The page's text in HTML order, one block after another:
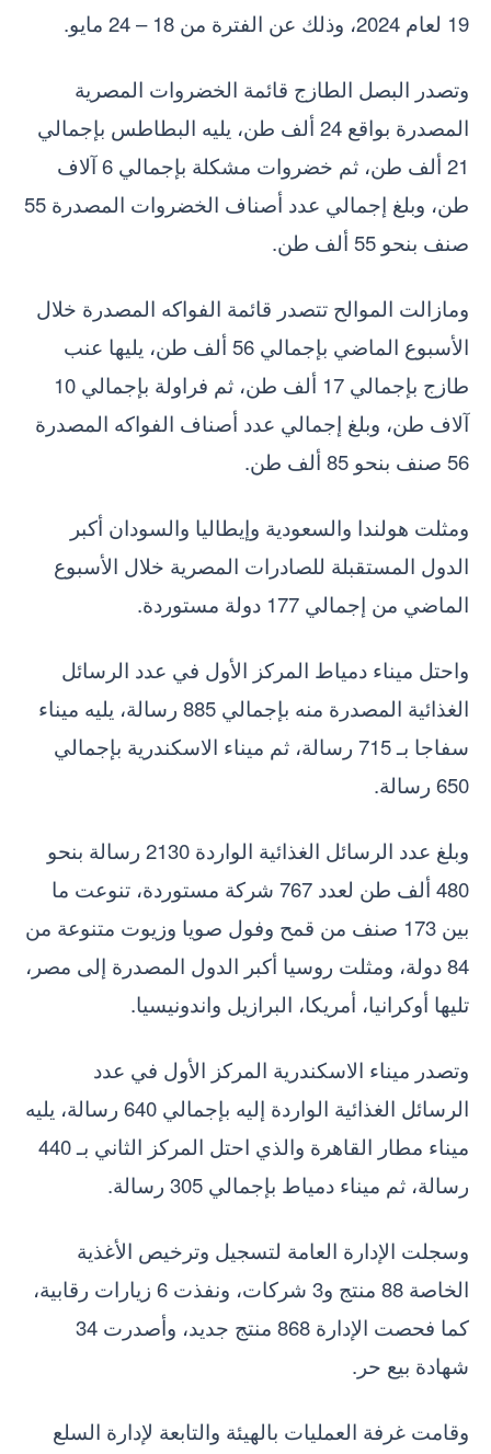
19 لعام 2024، وذلك عن الفترة من 18 – 24 مايو.
وتصدر البصل الطازج قائمة الخضروات المصرية
المصدرة بواقع 24 ألف طن، يليه البطاطس بإجمالي
21 ألف طن، ثم خضروات مشكلة بإجمالي 6 آلاف
طن، وبلغ إجمالي عدد أصناف الخضروات المصدرة 55
صنف بنحو 55 ألف طن.
ومازالت الموالح تتصدر قائمة الفواكه المصدرة خلال
الأسبوع الماضي بإجمالي 56 ألف طن، يليها عنب
طازج بإجمالي 17 ألف طن، ثم فراولة بإجمالي 10
آلاف طن، وبلغ إجمالي عدد أصناف الفواكه المصدرة
56 صنف بنحو 85 ألف طن.
ومثلت هولندا والسعودية وإيطاليا والسودان أكبر
الدول المستقبلة للصادرات المصرية خلال الأسبوع
الماضي من إجمالي 177 دولة مستوردة.
واحتل ميناء دمياط المركز الأول في عدد الرسائل
الغذائية المصدرة منه بإجمالي 885 رسالة، يليه ميناء
سفاجا بـ 715 رسالة، ثم ميناء الاسكندرية بإجمالي
650 رسالة.
وبلغ عدد الرسائل الغذائية الواردة 2130 رسالة بنحو
480 ألف طن لعدد 767 شركة مستوردة، تنوعت ما
بين 173 صنف من قمح وفول صويا وزيوت متنوعة من
84 دولة، ومثلت روسيا أكبر الدول المصدرة إلى مصر،
تليها أوكرانيا، أمريكا، البرازيل واندونيسيا.
وتصدر ميناء الاسكندرية المركز الأول في عدد
الرسائل الغذائية الواردة إليه بإجمالي 640 رسالة، يليه
ميناء مطار القاهرة والذي احتل المركز الثاني بـ 440
رسالة، ثم ميناء دمياط بإجمالي 305 رسالة.
وسجلت الإدارة العامة لتسجيل وترخيص الأغذية
الخاصة 88 منتج و3 شركات، ونفذت 6 زيارات رقابية،
كما فحصت الإدارة 868 منتج جديد، وأصدرت 34
شهادة بيع حر.
وقامت غرفة العمليات بالهيئة والتابعة لإدارة السلع